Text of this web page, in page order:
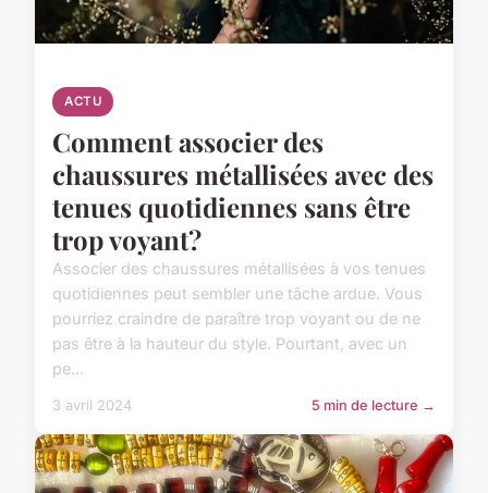
ACTU
Comment associer des
chaussures métallisées avec des
tenues quotidiennes sans être
trop voyant?
Associer des chaussures métallisées à vos tenues
quotidiennes peut sembler une tâche ardue. Vous
pourriez craindre de paraître trop voyant ou de ne
pas être à la hauteur du style. Pourtant, avec un
pe...
3 avril 2024 5 min de lecture →